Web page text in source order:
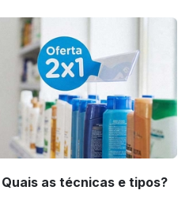
as técnicas e tipos?